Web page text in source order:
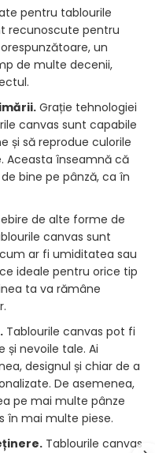
pentru tablourile
recunoscute pentru
un
de multe decenii,
Grație tehnologiei
canvas sunt capabile
și să reprodue culorile
Aceasta înseamnă că
bine pe pânză, ca în
de alte forme de
canvas sunt
ar fi umiditatea sau
ideale pentru orice tip
ta va rămâne
Tablourile canvas pot fi
nevoile tale. Ai
designul și chiar de a
De asemenea,
pe mai multe pânze
în mai multe piese.
Tablourile canvas